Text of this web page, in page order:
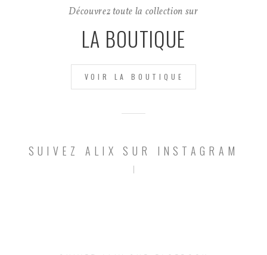
Découvrez toute la collection sur
LA BOUTIQUE
VOIR LA BOUTIQUE
SUIVEZ ALIX SUR INSTAGRAM